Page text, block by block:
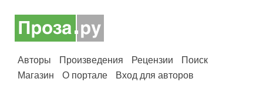
Авторы Произведения Рецензии
Поиск
Магазин
О портале Вход для авторов